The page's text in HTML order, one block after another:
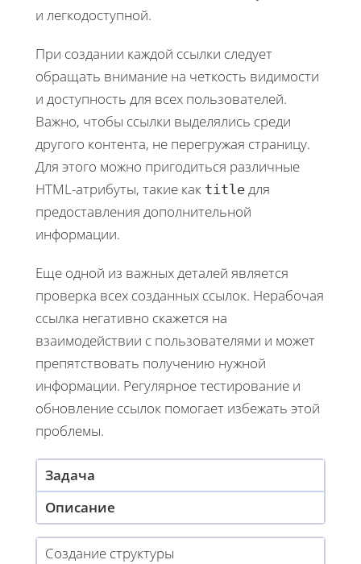
и легкодоступной.
При создании каждой ссылки следует
обращать внимание на четкость видимости
и доступность для всех пользователей.
Важно, чтобы ссылки выделялись среди
другого контента, не перегружая страницу.
Для этого можно пригодиться различные
HTML-атрибуты, такие как title для
предоставления дополнительной
информации.
Еще одной из важных деталей является
проверка всех созданных ссылок. Нерабочая
ссылка негативно скажется на
взаимодействии с пользователями и может
препятствовать получению нужной
информации. Регулярное тестирование и
обновление ссылок помогает избежать этой
проблемы.
Задача
Описание
Создание структуры